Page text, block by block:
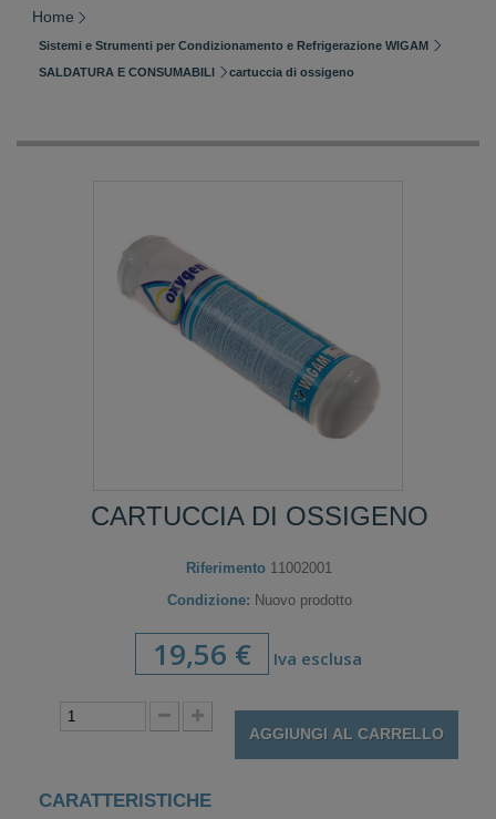
Home
Sistemi e Strumenti per Condizionamento e Refrigerazione WIGAM
SALDATURA E CONSUMABILI
cartuccia di ossigeno
CARTUCCIA DI OSSIGENO
Riferimento 11002001
Condizione: Nuovo prodotto
19,56 € Iva esclusa
AGGIUNGI AL CARRELLO
CARATTERISTICHE